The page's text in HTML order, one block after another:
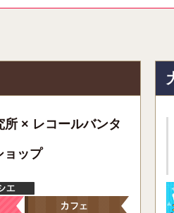
所 × レコールバンタ
ョップ